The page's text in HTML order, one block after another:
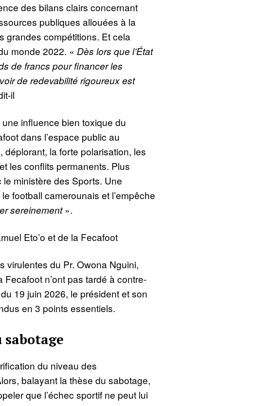
des bilans clairs concernant
publiques allouées à la
grandes compétitions. Et cela
monde 2022. « Dès lors que l’État
de francs pour financer les
de redevabilité rigoureux est
il
influence bien toxique du
dans l’espace public au
déplorant, la forte polarisation, les
les conflits permanents. Plus
ministère des Sports. Une
football camerounais et l’empêche
sereinement».
Eto’o et de la Fecafoot
virulentes du Pr. Owona Nguini,
Fecafoot n’ont pas tardé à contre-
19 juin 2026, le président et son
en 3 points essentiels.
sabotage
du niveau des
balayant la thèse du sabotage,
que l’échec sportif ne peut lui